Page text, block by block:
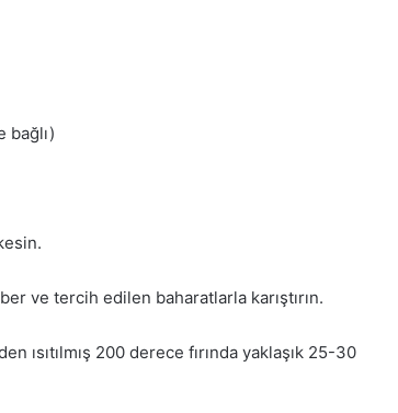
bağlı)
ve tercih edilen baharatlarla karıştırın.
ısıtılmış 200 derece fırında yaklaşık 25-30